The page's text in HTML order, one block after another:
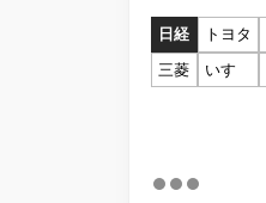
日経 トヨタ
三菱
いすゞ